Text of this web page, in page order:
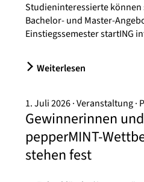
Studieninteressierte
Bachelor- und Master-
Einstiegssemester startING
Weiterlesen
1. Juli 2026 Veranstaltung
Gewinnerinnen
pepperMINT-
stehen fest